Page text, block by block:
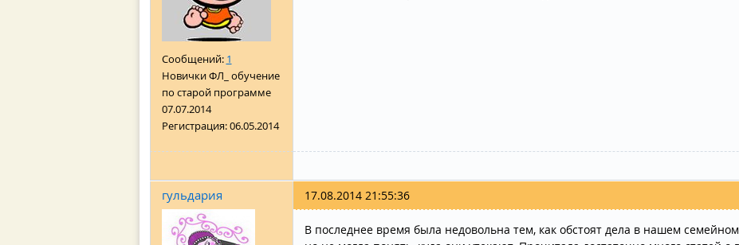
Сообщений: 1
Новички ФЛ_ обучение
по старой программе
07.07.2014
Регистрация:06.05.2014
гульдария 17.08.2014 21:55:36
В последнее время была недовольна тем, как обстоят дела в нашем